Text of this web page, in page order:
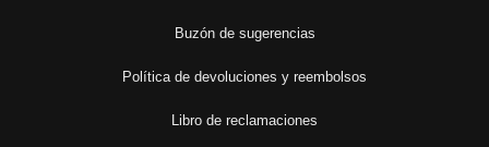
Buzón de sugerencias
Política de devoluciones y reembolsos
Libro de reclamaciones